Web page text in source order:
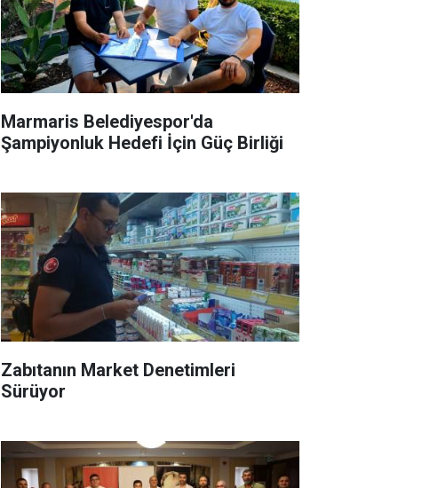
Marmaris Belediyespor'da
Şampiyonluk Hedefi İçin Güç Birliği
Zabıtanın Market Denetimleri
Sürüyor